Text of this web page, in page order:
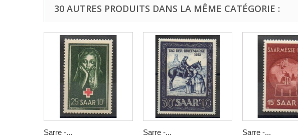
30 AUTRES PRODUITS DANS LA MÊME CATÉGORIE :
Sarre -... Sarre -... Sarre -...